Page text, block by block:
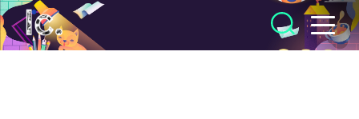
Illustratörcentrum